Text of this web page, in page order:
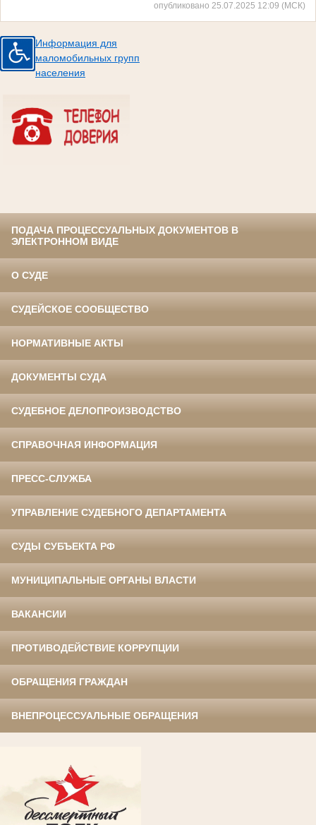
опубликовано 25.07.2025 12:09 (МСК)
Информация для
маломобильных групп
населения
ПОДАЧА ПРОЦЕССУАЛЬНЫХ ДОКУМЕНТОВ В
ЭЛЕКТРОННОМ ВИДЕ
О СУДЕ
СУДЕЙСКОЕ СООБЩЕСТВО
НОРМАТИВНЫЕ АКТЫ
ДОКУМЕНТЫ СУДА
СУДЕБНОЕ ДЕЛОПРОИЗВОДСТВО
СПРАВОЧНАЯ ИНФОРМАЦИЯ
ПРЕСС-СЛУЖБА
УПРАВЛЕНИЕ СУДЕБНОГО ДЕПАРТАМЕНТА
СУДЫ СУБЪЕКТА РФ
МУНИЦИПАЛЬНЫЕ ОРГАНЫ ВЛАСТИ
ВАКАНСИИ
ПРОТИВОДЕЙСТВИЕ КОРРУПЦИИ
ОБРАЩЕНИЯ ГРАЖДАН
ВНЕПРОЦЕССУАЛЬНЫЕ ОБРАЩЕНИЯ